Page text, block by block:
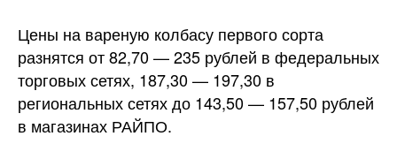
Цены на вареную колбасу первого сорта
разнятся от 82,70 — 235 рублей в федеральных
торговых сетях, 187,30 — 197,30 в
региональных сетях до 143,50 — 157,50 рублей
в магазинах РАЙПО.